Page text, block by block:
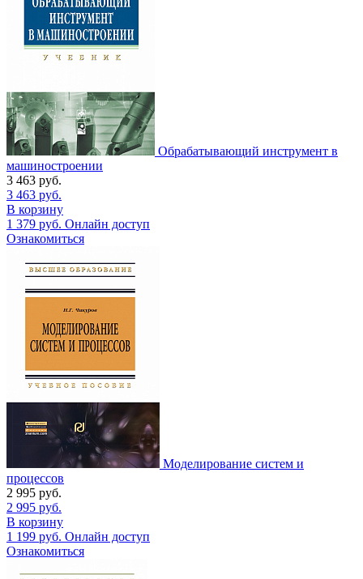
Обрабатывающий инструмент в
машиностроении
3 463 руб.
3 463 руб.
В корзину
1 379 руб. Онлайн доступ
Ознакомиться
Моделирование систем и
процессов
2 995 руб.
2 995 руб.
В корзину
1 199 руб. Онлайн доступ
Ознакомиться